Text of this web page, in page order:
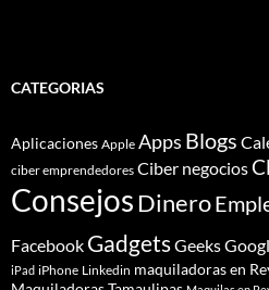
CATEGORIAS
Aplicaciones Apple Apps Blogs
ciber emprendedores Ciber negocios
ConsejosDinero
Facebook GadgetsGeeks
iPad iPhone Linkedin maquiladoras en